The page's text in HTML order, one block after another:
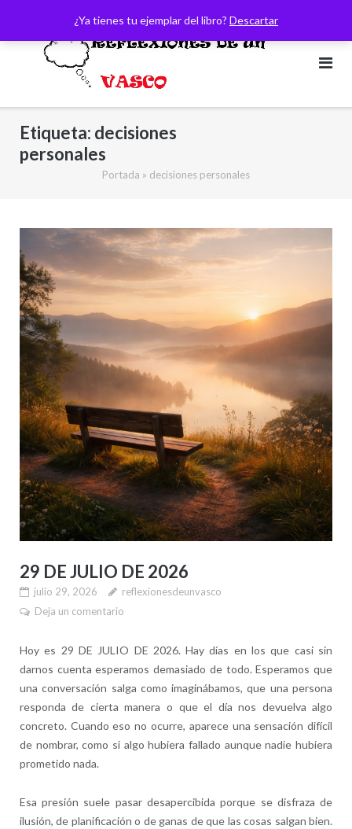
¿Ya tienes tu ejemplar del libro? Descartar
contenido
Etiqueta: decisiones
personales
Portada » decisiones personales
29 DE JULIO DE 2026
julio 29, 2026
reflexionesdeunvasco
Deja un comentario
Hoy es 29 DE JULIO DE 2026. Hay días en los que casi sin
darnos cuenta esperamos demasiado de todo. Esperamos que
una conversación salga como imaginábamos, que una persona
responda de cierta manera o que el día nos devuelva algo
concreto. Cuando eso no ocurre, aparece una sensación difícil
de nombrar, como si algo hubiera fallado aunque nadie hubiera
prometido nada.
Esa presión suele pasar desapercibida porque se disfraza de
ilusión, de planificación o de ganas de que las cosas salgan bien.